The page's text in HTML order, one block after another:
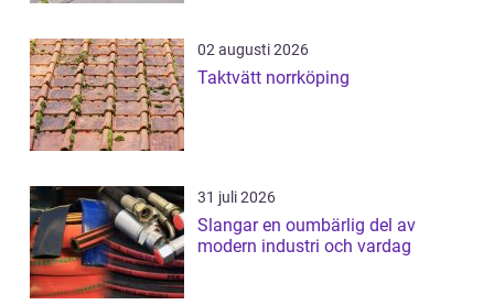
02 augusti 2026
Taktvätt norrköping
31 juli 2026
Slangar en oumbärlig del av
modern industri och vardag